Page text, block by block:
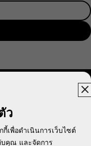
ว
เพื่อดำเนินการเว็บไซต์
บคุณ และจัดการ